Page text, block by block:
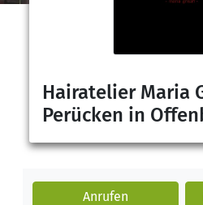
Hairatelier Maria
Perücken in
Anrufen